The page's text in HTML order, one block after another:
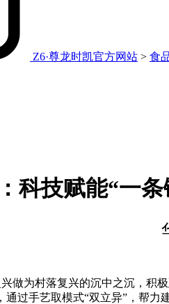
Z6·尊龙时凯官方网站 > 食
科技赋能“一
为村落复兴的沉中之沉，积极
通过手艺取模式“双立异”，帮